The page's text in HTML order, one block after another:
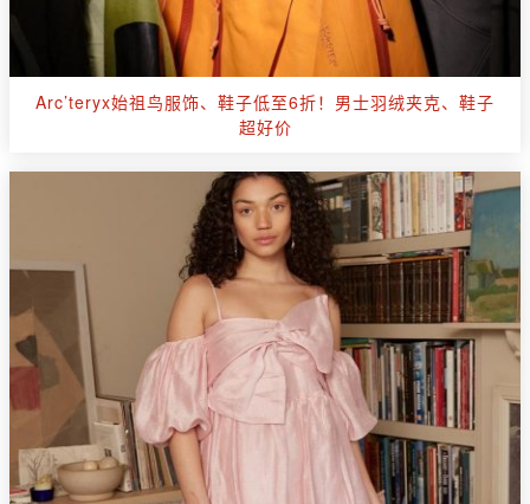
Arc’teryx始祖鸟服饰、鞋子低至6折！男士羽绒夹克、鞋子
超好价